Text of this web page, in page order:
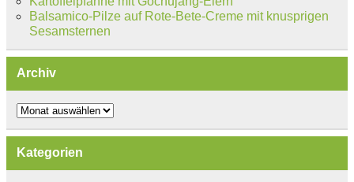
Balsamico-Pilze auf Rote-Bete-Creme mit knusprigen
Sesamsternen
Archiv
Archiv
Kategorien